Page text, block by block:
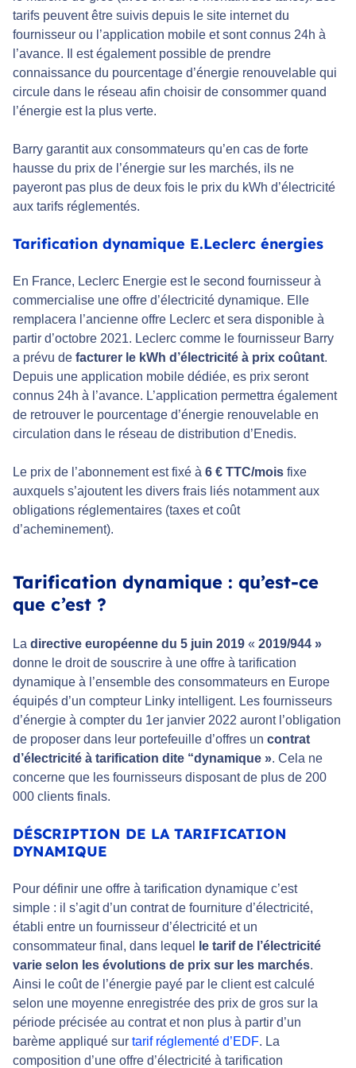
tarifs peuvent être suivis depuis le site internet du
fournisseur ou l’application mobile et sont connus 24h à
l’avance. Il est également possible de prendre
connaissance du pourcentage d’énergie renouvelable qui
circule dans le réseau afin choisir de consommer quand
l’énergie est la plus verte.
Barry garantit aux consommateurs qu’en cas de forte
hausse du prix de l’énergie sur les marchés, ils ne
payeront pas plus de deux fois le prix du kWh d’électricité
aux tarifs réglementés.
Tarification dynamique E.Leclerc énergies
En France, Leclerc Energie est le second fournisseur à
commercialise une offre d’électricité dynamique. Elle
remplacera l’ancienne offre Leclerc et sera disponible à
partir d’octobre 2021. Leclerc comme le fournisseur Barry
a prévu de facturer le kWh d’électricité à prix coûtant.
Depuis une application mobile dédiée, es prix seront
connus 24h à l’avance. L’application permettra également
de retrouver le pourcentage d’énergie renouvelable en
circulation dans le réseau de distribution d’Enedis.
Le prix de l’abonnement est fixé à 6 € TTC/mois fixe
auxquels s’ajoutent les divers frais liés notamment aux
obligations réglementaires (taxes et coût
d’acheminement).
Tarification dynamique : qu’est-ce
que c’est ?
La directive européenne du 5 juin 2019 « 2019/944 »
donne le droit de souscrire à une offre à tarification
dynamique à l’ensemble des consommateurs en Europe
équipés d’un compteur Linky intelligent. Les fournisseurs
d’énergie à compter du 1er janvier 2022 auront l’obligation
de proposer dans leur portefeuille d’offres un contrat
d’électricité à tarification dite “dynamique ». Cela ne
concerne que les fournisseurs disposant de plus de 200
000 clients finals.
DÉSCRIPTION DE LA TARIFICATION
DYNAMIQUE
Pour définir une offre à tarification dynamique c’est
simple : il s’agit d’un contrat de fourniture d’électricité,
établi entre un fournisseur d’électricité et un
consommateur final, dans lequel
le tarif de l’électricité
varie selon les évolutions de prix sur les marchés.
Ainsi le coût de l’énergie payé par le client est calculé
selon une moyenne enregistrée des prix de gros sur la
période précisée au contrat et non plus à partir d’un
barème appliqué sur tarif réglementé d’EDF. La
composition d’une offre d’électricité à tarification